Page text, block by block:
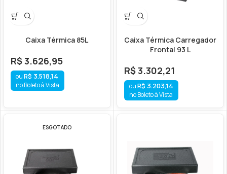
Caixa Térmica 85L
R$3.626,95
R$ 3.518,14
no Boleto à Vista
Caixa Térmica Carregador
Frontal 93 L
R$3.302,21
R$ 3.203,14
no Boleto à Vista
ESGOTADO